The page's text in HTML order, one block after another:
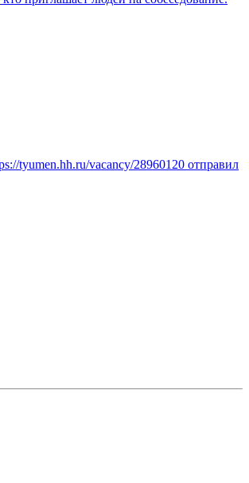
tyumen.hh.ru/vacancy/28960120 отправил